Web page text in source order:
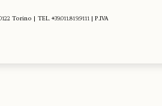
Torino | TEL. +39.011.819.9111 | P.IVA